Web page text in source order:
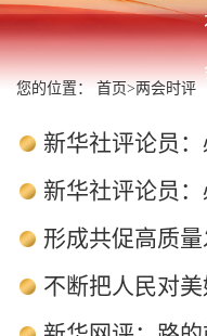
您的位置： 首页>两会时评
形成共促高质